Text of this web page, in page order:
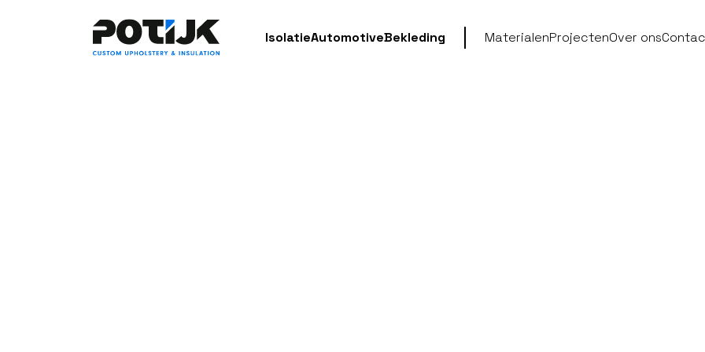
IsolatieAutomotiveBekleding MaterialenProjectenOver ons